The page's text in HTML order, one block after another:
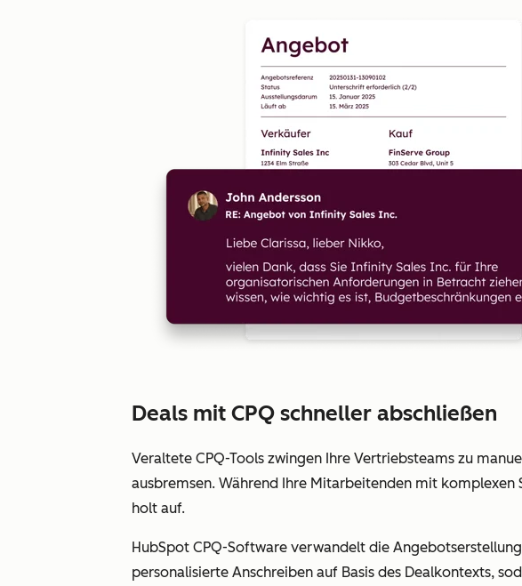
Deals mit CPQ schneller abschließen
Veraltete CPQ-Tools zwingen Ihre Vertriebsteams zu
ausbremsen. Während Ihre Mitarbeitenden mit
holt auf.
HubSpot CPQ-Software verwandelt die
personalisierte Anschreiben auf Basis des Dealkontexts,